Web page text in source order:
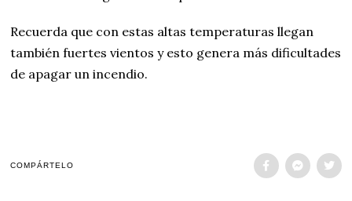
Recuerda que con estas altas temperaturas llegan
también fuertes vientos y esto genera más dificultades
de apagar un incendio.
COMPÁRTELO